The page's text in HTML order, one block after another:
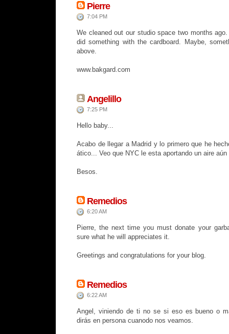
Pierre
7:04 PM
We cleaned out our studio space two months
did something with the cardboard. Maybe,
above.
www.bakgard.com
Angelillo
7:25 PM
Hello baby...
Acabo de llegar a Madrid y lo primero que he
ático... Veo que NYC le esta aportando un aire
Besos.
Remedios
6:20 AM
Pierre, the next time you must donate your
sure what he will appreciates it.
Greetings and congratulations for your blog.
Remedios
6:22 AM
Angel, viniendo de ti no se si eso es bueno o
dirás en persona cuanodo nos veamos.